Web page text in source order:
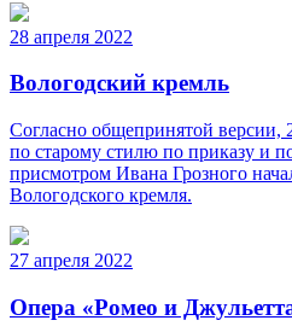
28 апреля 2022
Вологодский кремль
Согласно общепринятой версии,
по старому стилю по приказу и
присмотром Ивана Грозного
Вологодского кремля.
27 апреля 2022
Опера «Ромео и